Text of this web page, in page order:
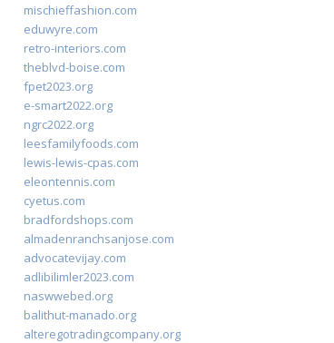
mischieffashion.com
eduwyre.com
retro-interiors.com
theblvd-boise.com
fpet2023.org
e-smart2022.org
ngrc2022.org
leesfamilyfoods.com
lewis-lewis-cpas.com
eleontennis.com
cyetus.com
bradfordshops.com
almadenranchsanjose.com
advocatevijay.com
adlibilimler2023.com
naswwebed.org
balithut-manado.org
alteregotradingcompany.org